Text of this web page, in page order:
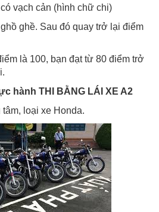
vạch cản (hình chữ chi)
ghề. Sau đó quay trở lại điểm
là 100, bạn đạt từ 80 điểm trở
hành THI BẰNG LÁI XE A2
loại xe Honda.